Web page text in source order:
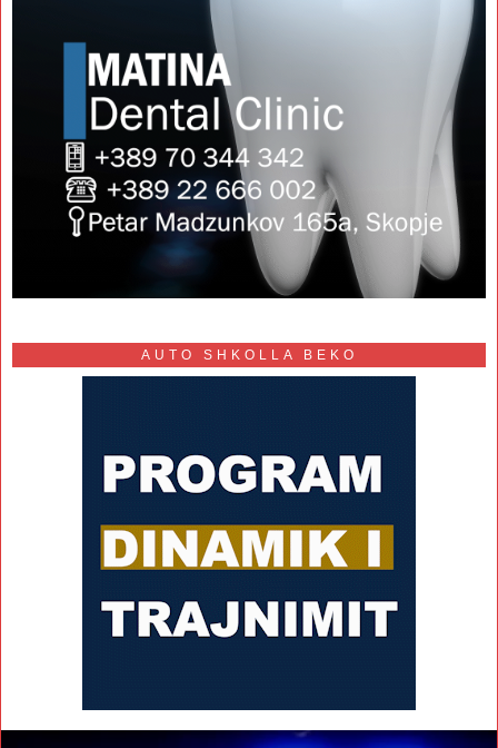
AUTO SHKOLLA BEKO